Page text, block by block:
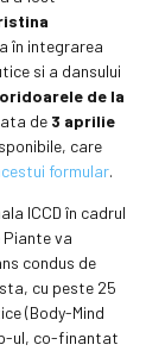
în integrarea
si a dansului
de la
de 3 aprilie
care
formular.
ICCD în cadrul
va
condus de
cu peste 25
(Body-Mind
ul, co-finantat